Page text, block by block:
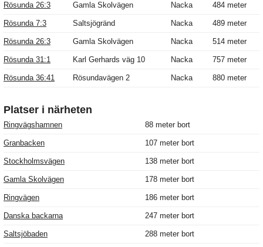
Rösunda 26:3 Gamla Skolvägen Nacka 484 meter
Rösunda 7:3 Saltsjögränd Nacka 489 meter
Rösunda 26:3 Gamla Skolvägen Nacka 514 meter
Rösunda 31:1 Karl Gerhards väg 10 Nacka 757 meter
Rösunda 36:41 Rösundavägen 2 Nacka 880 meter
Platser i närheten
Ringvägshamnen 88 meter bort
Granbacken 107 meter bort
Stockholmsvägen 138 meter bort
Gamla Skolvägen 178 meter bort
Ringvägen 186 meter bort
Danska backarna 247 meter bort
Saltsjöbaden 288 meter bort